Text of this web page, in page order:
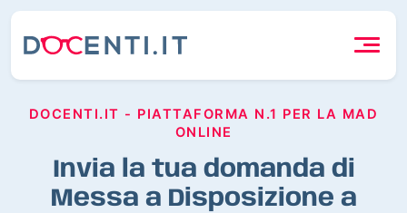
DOCENTI.IT - PIATTAFORMA N.1 PER LA MAD
ONLINE
Invia la tua domanda di
Messa a Disposizione a